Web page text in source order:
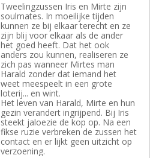
Tweelingzussen Iris en Mirte zijn
soulmates. In moeilijke tijden
kunnen ze bij elkaar terecht en ze
zijn blij voor elkaar als de ander
het goed heeft. Dat het ook
anders zou kunnen, realiseren ze
zich pas wanneer Mirtes man
Harald zonder dat iemand het
weet meespeelt in een grote
loterij... en wint.
Het leven van Harald, Mirte en hun
gezin verandert ingrijpend. Bij Iris
steekt jaloezie de kop op. Na een
fikse ruzie verbreken de zussen het
contact en er lijkt geen uitzicht op
verzoening.